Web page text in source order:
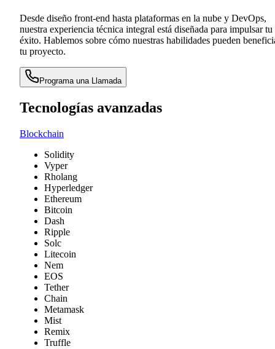
Desde diseño front-end hasta plataformas en la nube y DevOps,
nuestra experiencia técnica integral está diseñada para impulsar tu
éxito. Hablemos sobre cómo nuestras habilidades pueden
tu proyecto.
Programa una Llamada
Tecnologías avanzadas
Blockchain
Solidity
Vyper
Rholang
Hyperledger
Ethereum
Bitcoin
Dash
Ripple
Solc
Litecoin
Nem
EOS
Tether
Chain
Metamask
Mist
Remix
Truffle